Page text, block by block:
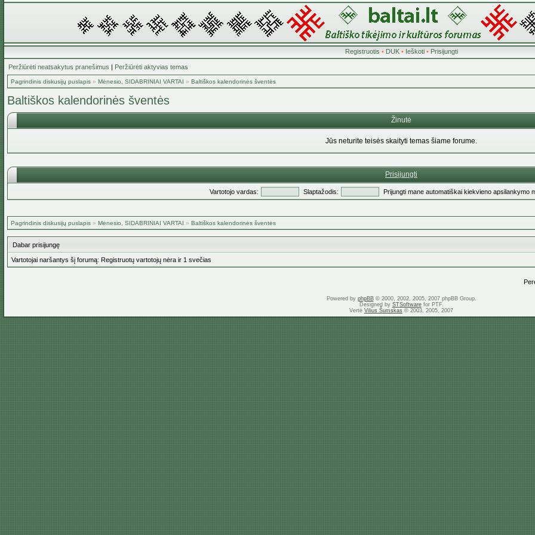
Registruotis • DUK• Ieškoti• Prisijungti
Peržiūrėti neatsakytus pranešimus | Peržiūrėti aktyvias temas
Pagrindinis diskusijų puslapis » Mėnesio, SIDABRINIAI VARTAI » Baltiškos kalendorinės šventės
Baltiškos kalendorinės šventės
Žinutė
Jūs neturite teisės skaityti temas šiame forume.
Prisijungti
Vartotojo vardas: Slaptažodis: Prijungti mane automatiškai kiekvieno apsilankymo
Pagrindinis diskusijų puslapis » Mėnesio, SIDABRINIAI VARTAI » Baltiškos kalendorinės šventės
Dabar prisijungę
Vartotojai naršantys šį forumą: Registruotų vartotojų nėra ir 1 svečias
Powered by phpBB© 2000, 2002, 2005, 2007 phpBB Group.
Designed by STSoftwarefor PTF.
Vertė Vilius Šumskas © 2003, 2005, 2007